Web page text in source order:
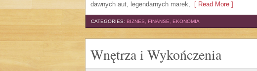
dawnych aut, legendarnych marek, [ Read More ]
CATEGORIES: BIZNES, FINANSE, EKONOMIA
Wnętrza i Wykończenia